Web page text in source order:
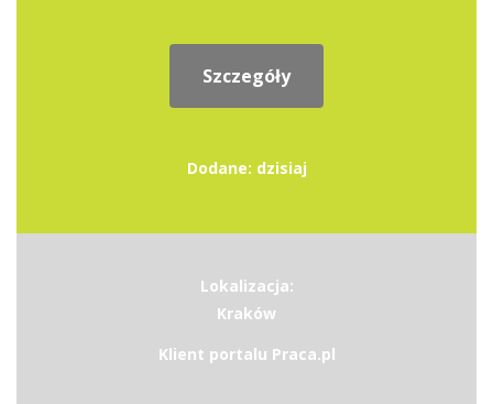
Szczegóły
Dodane: dzisiaj
Lokalizacja:
Kraków
Klient portalu Praca.pl